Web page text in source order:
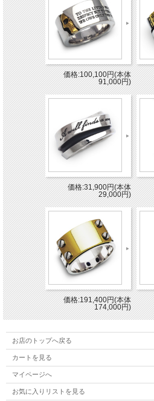
価格:100,100円(本体
91,000円)
価格:31,900円(本体
29,000円)
価格:191,400円(本体
174,000円)
お店のトップへ戻る
カートを見る
マイページへ
お気に入りリストを見る